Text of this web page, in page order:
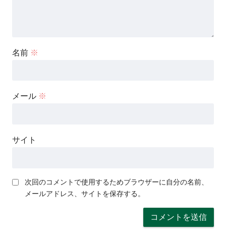
名前 ※
メール ※
サイト
次回のコメントで使用するためブラウザーに自分の名前、
メールアドレス、サイトを保存する。